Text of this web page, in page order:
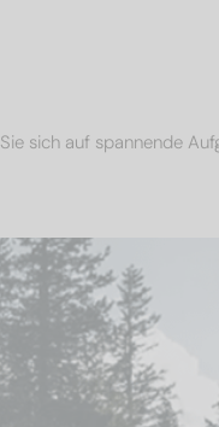
sich auf spannende